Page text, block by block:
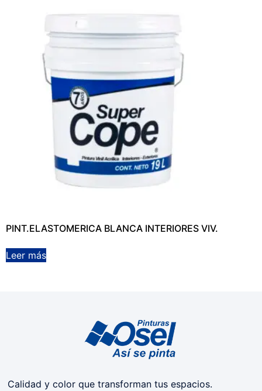
PINT.ELASTOMERICA BLANCA INTERIORES VIV.
Leer más
Calidad y color que transforman tus espacios.